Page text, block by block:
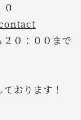
０：００まで
おります！